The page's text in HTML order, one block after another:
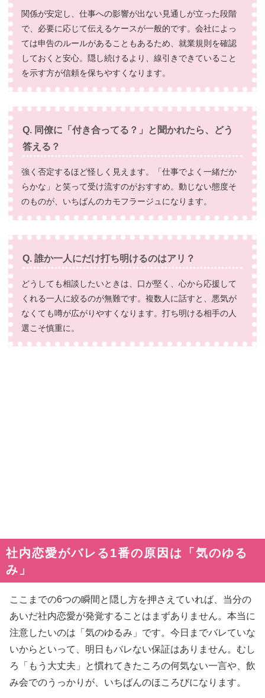
関係が安定し、仕事への影響が出ない見通しが立った段階
で、必要に応じて伝えるケースが一般的です。会社によっ
ては申告のルールがあることもあるため、就業規則を確認
しておくと安心。隠し続けるより、線引きできていること
を示す方が信頼を保ちやすくなります。
Q. 同僚に「付き合ってる？」と聞かれたら、どう
答える？
強く否定するほど怪しく見えます。「仕事でよく一緒だか
らかな」と笑って受け流すのがおすすめ。動じない態度そ
のものが、いちばんのカモフラージュになります。
Q. 誰か一人にだけ打ち明けるのはアリ？
どうしても相談したいときは、口が堅く、心から応援して
くれる一人に絞るのが無難です。複数人に話すと、悪気が
なくても噂が広がりやすくなります。打ち明ける相手の人
選こそ慎重に。
社内恋愛がバレる1番の原因は「気のゆる
み」
ここまでの6つの瞬間と隠し方を押さえていれば、当分の
あいだ社内恋愛が発覚することはまずありません。本当に
注意したいのは「気のゆるみ」です。今日までバレていな
いからといって、明日もバレない保証はありません。むし
ろ「もう大丈夫」と慣れてきたころの何気ない一言や、飲
み会でのうっかりが、いちばんのほころびになります。